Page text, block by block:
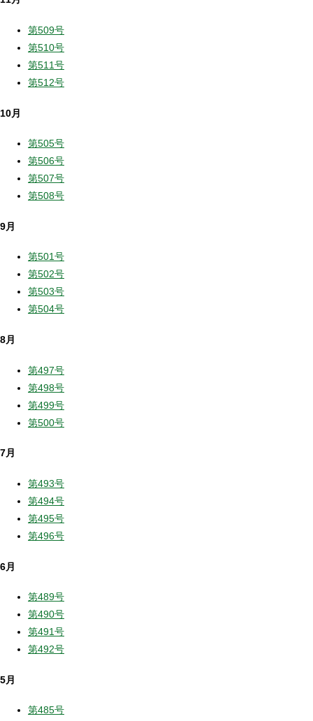
第509号
第510号
第511号
第512号
10月
第505号
第506号
第507号
第508号
9月
第501号
第502号
第503号
第504号
8月
第497号
第498号
第499号
第500号
7月
第493号
第494号
第495号
第496号
6月
第489号
第490号
第491号
第492号
5月
第485号